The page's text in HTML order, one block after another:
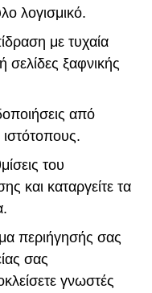
λογισμικό.
με τυχαία
ξαφνικής
από
του
και καταργείτε τα
περιήγησής σας
σας
γνωστές